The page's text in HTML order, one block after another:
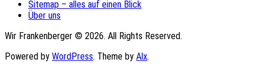
Sitemap – alles auf einen Blick
Über uns
Wir Frankenberger © 2026. All Rights Reserved.
Powered by WordPress. Theme by Alx.